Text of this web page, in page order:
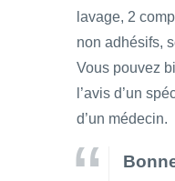
lavage, 2
non adhésifs,
Vous pouvez
l’avis d’un
d’un médecin.